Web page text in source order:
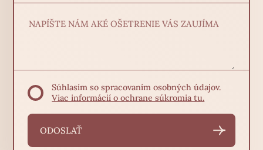
Súhlasím so spracovaním osobných údajov.
Viac informácií o ochrane súkromia tu.